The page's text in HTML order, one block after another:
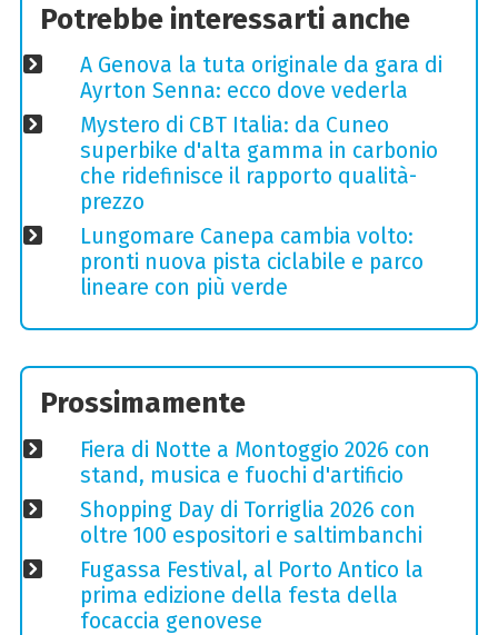
Potrebbe interessarti anche
A Genova la tuta originale da gara di
Ayrton Senna: ecco dove vederla
Mystero di CBT Italia: da Cuneo
superbike d'alta gamma in carbonio
che ridefinisce il rapporto qualità-
prezzo
Lungomare Canepa cambia volto:
pronti nuova pista ciclabile e parco
lineare con più verde
Prossimamente
Fiera di Notte a Montoggio 2026 con
stand, musica e fuochi d'artificio
Shopping Day di Torriglia 2026 con
oltre 100 espositori e saltimbanchi
Fugassa Festival, al Porto Antico la
prima edizione della festa della
focaccia genovese